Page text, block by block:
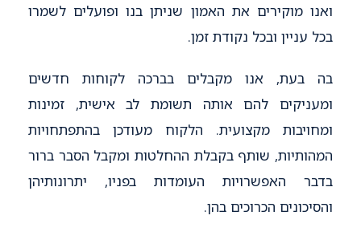
ואנו מוקירים את האמון שניתן בנו ופועלים לשמרו
בכל עניין ובכל נקודת זמן.
בה בעת, אנו מקבלים בברכה לקוחות חדשים
ומעניקים להם אותה תשומת לב אישית, זמינות
ומחויבות מקצועית. הלקוח מעודכן בהתפתחויות
המהותיות, שותף בקבלת ההחלטות ומקבל הסבר ברור
בדבר האפשרויות העומדות בפניו, יתרונותיהן
והסיכונים הכרוכים בהן.